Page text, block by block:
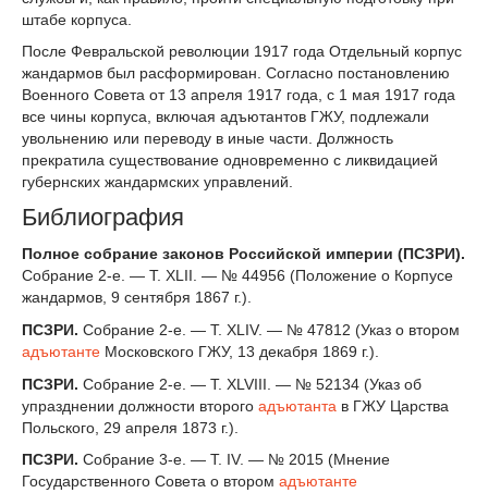
штабе корпуса.
После Февральской революции 1917 года Отдельный корпус
жандармов был расформирован. Согласно постановлению
Военного Совета от 13 апреля 1917 года, с 1 мая 1917 года
все чины корпуса, включая адъютантов ГЖУ, подлежали
увольнению или переводу в иные части. Должность
прекратила существование одновременно с ликвидацией
губернских жандармских управлений.
Библиография
Полное собрание законов Российской империи (ПСЗРИ).
Собрание 2-е. — Т. XLII. — № 44956 (Положение о Корпусе
жандармов, 9 сентября 1867 г.).
ПСЗРИ. Собрание 2-е. — Т. XLIV. — № 47812 (Указ о втором
адъютанте Московского ГЖУ, 13 декабря 1869 г.).
ПСЗРИ. Собрание 2-е. — Т. XLVIII. — № 52134 (Указ об
упразднении должности второго адъютанта в ГЖУ Царства
Польского, 29 апреля 1873 г.).
ПСЗРИ. Собрание 3-е. — Т. IV. — № 2015 (Мнение
Государственного Совета о втором адъютанте